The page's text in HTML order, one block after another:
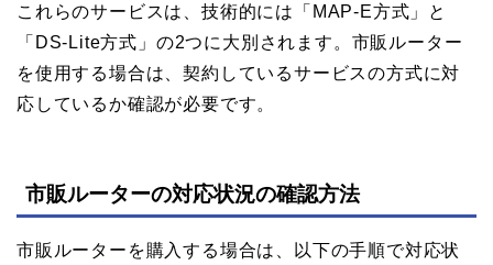
これらのサービスは、技術的には「MAP-E方式」と
「DS-Lite方式」の2つに大別されます。市販ルーター
を使用する場合は、契約しているサービスの方式に対
応しているか確認が必要です。
市販ルーターの対応状況の確認方法
市販ルーターを購入する場合は、以下の手順で対応状